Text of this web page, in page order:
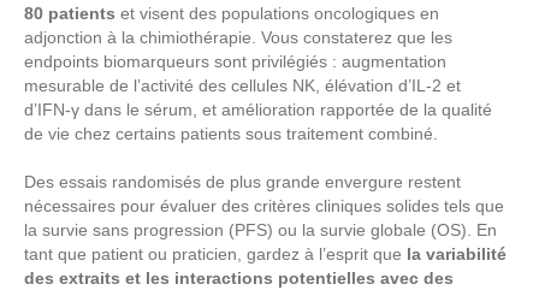
80 patients et visent des populations oncologiques en
adjonction à la chimiothérapie. Vous constaterez que les
endpoints biomarqueurs sont privilégiés : augmentation
mesurable de l’activité des cellules NK, élévation d’IL‑2 et
d’IFN‑γ dans le sérum, et amélioration rapportée de la qualité
de vie chez certains patients sous traitement combiné.
Des essais randomisés de plus grande envergure restent
nécessaires pour évaluer des critères cliniques solides tels que
la survie sans progression (PFS) ou la survie globale (OS). En
tant que patient ou praticien, gardez à l’esprit que la variabilité
des extraits et les interactions potentielles avec des